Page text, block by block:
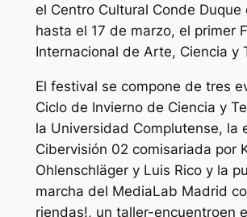
el Centro Cultural Conde Duque
hasta el 17 de marzo, el primer
Internacional de Arte, Ciencia y
El festival se compone de tres
Ciclo de Invierno de Ciencia y
la Universidad Complutense, la
Cibervisión 02 comisariada por
Ohlenschläger y Luis Rico y la
marcha del MediaLab Madrid
riendas!, un taller-encuentroen